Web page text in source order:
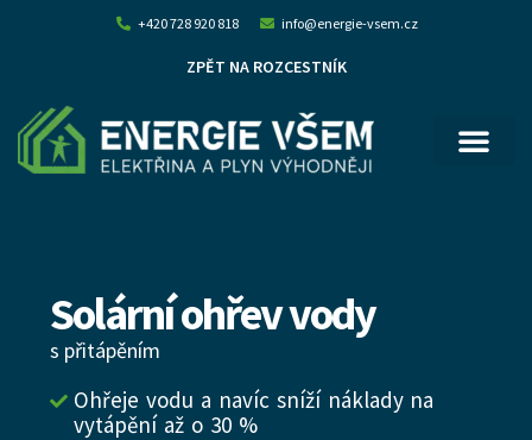
+420 728 920 818 info@energie-vsem.cz
ZPĚT NA ROZCESTNÍK
Solární ohřev vody
s přitápěním
Ohřeje vodu a navíc sníží náklady na
vytápění až o 30 %